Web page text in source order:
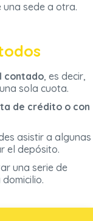
sede a otra.
contado, es decir,
sola cuota.
de crédito o con
asistir a algunas
el depósito.
una serie de